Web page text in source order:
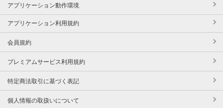
アプリケーション動作環境
アプリケーション利用規約
会員規約
プレミアムサービス利用規約
特定商法取引に基づく表記
個人情報の取扱いについて